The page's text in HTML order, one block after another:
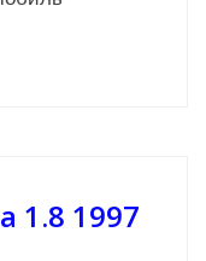
1.8 1997